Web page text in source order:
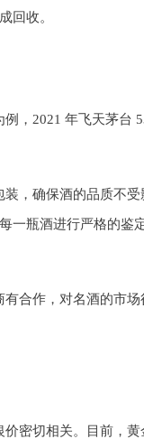
回收。
，2021 年飞天茅台
，确保酒的品质不
一瓶酒进行严格的鉴
合作，对名酒的市
密切相关。目前，